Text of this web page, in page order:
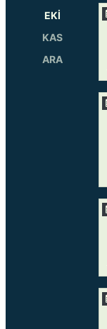
EKİ
KAS
ARA